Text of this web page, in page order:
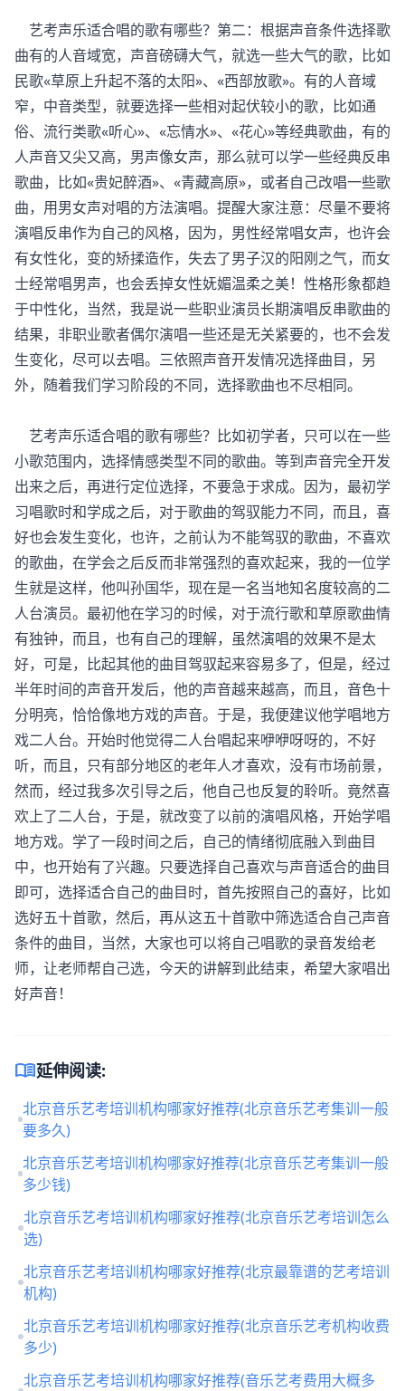
艺考声乐适合唱的歌有哪些？第二：根据声音条件选择歌
曲有的人音域宽，声音磅礴大气，就选一些大气的歌，比如
民歌«草原上升起不落的太阳»、«西部放歌»。有的人音域
窄，中音类型，就要选择一些相对起伏较小的歌，比如通
俗、流行类歌«听心»、«忘情水»、«花心»等经典歌曲，有的
人声音又尖又高，男声像女声，那么就可以学一些经典反串
歌曲，比如«贵妃醉酒»、«青藏高原»，或者自己改唱一些歌
曲，用男女声对唱的方法演唱。提醒大家注意：尽量不要将
演唱反串作为自己的风格，因为，男性经常唱女声，也许会
有女性化，变的矫揉造作，失去了男子汉的阳刚之气，而女
士经常唱男声，也会丢掉女性妩媚温柔之美！性格形象都趋
于中性化，当然，我是说一些职业演员长期演唱反串歌曲的
结果，非职业歌者偶尔演唱一些还是无关紧要的，也不会发
生变化，尽可以去唱。三依照声音开发情况选择曲目，另
外，随着我们学习阶段的不同，选择歌曲也不尽相同。
艺考声乐适合唱的歌有哪些？比如初学者，只可以在一些
小歌范围内，选择情感类型不同的歌曲。等到声音完全开发
出来之后，再进行定位选择，不要急于求成。因为，最初学
习唱歌时和学成之后，对于歌曲的驾驭能力不同，而且，喜
好也会发生变化，也许，之前认为不能驾驭的歌曲，不喜欢
的歌曲，在学会之后反而非常强烈的喜欢起来，我的一位学
生就是这样，他叫孙国华，现在是一名当地知名度较高的二
人台演员。最初他在学习的时候，对于流行歌和草原歌曲情
有独钟，而且，也有自己的理解，虽然演唱的效果不是太
好，可是，比起其他的曲目驾驭起来容易多了，但是，经过
半年时间的声音开发后，他的声音越来越高，而且，音色十
分明亮，恰恰像地方戏的声音。于是，我便建议他学唱地方
戏二人台。开始时他觉得二人台唱起来咿咿呀呀的，不好
听，而且，只有部分地区的老年人才喜欢，没有市场前景，
然而，经过我多次引导之后，他自己也反复的聆听。竟然喜
欢上了二人台，于是，就改变了以前的演唱风格，开始学唱
地方戏。学了一段时间之后，自己的情绪彻底融入到曲目
中，也开始有了兴趣。只要选择自己喜欢与声音适合的曲目
即可，选择适合自己的曲目时，首先按照自己的喜好，比如
选好五十首歌，然后，再从这五十首歌中筛选适合自己声音
条件的曲目，当然，大家也可以将自己唱歌的录音发给老
师，让老师帮自己选，今天的讲解到此结束，希望大家唱出
好声音！
menu_book延伸阅读:
北京音乐艺考培训机构哪家好推荐(北京音乐艺考集训一般
要多久)
北京音乐艺考培训机构哪家好推荐(北京音乐艺考集训一般
多少钱)
北京音乐艺考培训机构哪家好推荐(北京音乐艺考培训怎么
选)
北京音乐艺考培训机构哪家好推荐(北京最靠谱的艺考培训
机构)
北京音乐艺考培训机构哪家好推荐(北京音乐艺考机构收费
多少)
北京音乐艺考培训机构哪家好推荐(音乐艺考费用大概多